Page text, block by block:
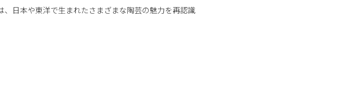
日本や東洋で生まれたさまざまな陶芸の魅力を再認識